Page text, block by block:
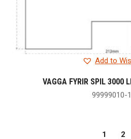
Add to
VAGGA FYRIR SPIL 3000
99999010-
1 2